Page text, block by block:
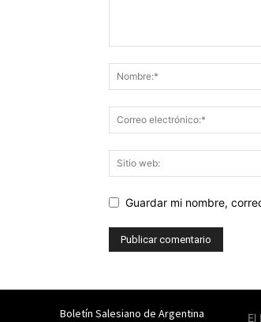
Guardar mi nombre,
Boletín Salesiano de Argentina El